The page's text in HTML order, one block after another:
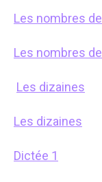
Les nombres
Les nombres
Les dizaines
Les dizaines
Dictée 1